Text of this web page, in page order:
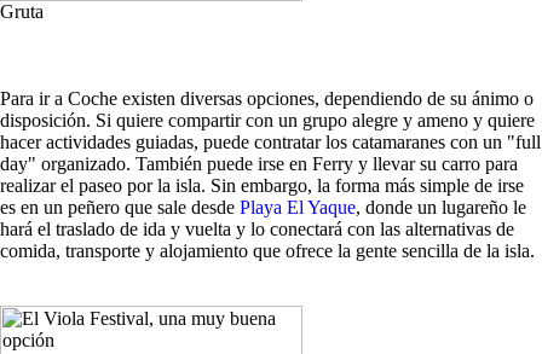
Gruta
Para ir a Coche existen diversas opciones, dependiendo de su ánimo o
disposición. Si quiere compartir con un grupo alegre y ameno y quiere
hacer actividades guiadas, puede contratar los catamaranes con un "full
day" organizado. También puede irse en Ferry y llevar su carro para
realizar el paseo por la isla. Sin embargo, la forma más simple de irse
es en un peñero que sale desde Playa El Yaque, donde un lugareño le
hará el traslado de ida y vuelta y lo conectará con las alternativas de
comida, transporte y alojamiento que ofrece la gente sencilla de la isla.